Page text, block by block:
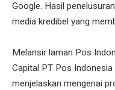
Google. Hasil
media kredibel yang
Melansir laman Pos
Capital PT Pos
menjelaskan mengenai